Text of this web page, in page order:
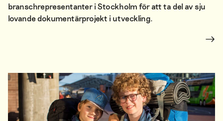
branschrepresentanter i Stockholm för att ta del av sju
lovande dokumentärprojekt i utveckling.